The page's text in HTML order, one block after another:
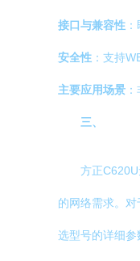
接口与兼容性
安全性 ：支持
主要应用场景
三、
方正
的网络需求。
选型号的详细参